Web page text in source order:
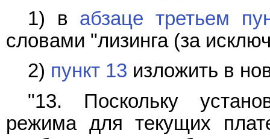
1) в абзаце третьем
словами "лизинга (за
2) пункт 13 изложить в
"13. Поскольку
режима для текущих